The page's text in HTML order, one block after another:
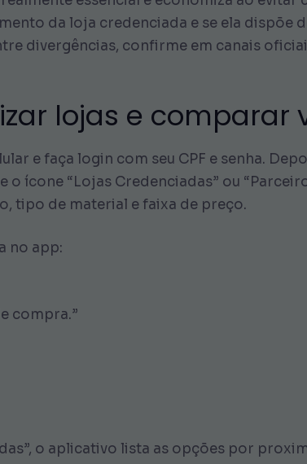
da loja credenciada e se ela dispõe
divergências, confirme em canais
lojas e comparar
e faça login com seu CPF e senha.
ícone “Lojas Credenciadas” ou
tipo de material e faixa de preço.
no app:
compra.”
o aplicativo lista as opções por